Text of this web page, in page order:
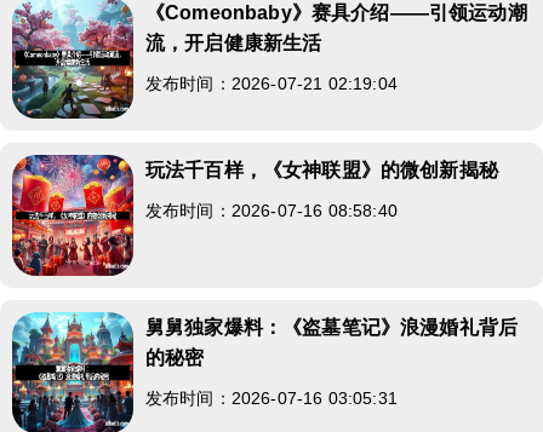
《Comeonbaby》赛具介绍——引领运动潮
流，开启健康新生活
发布时间：2026-07-21 02:19:04
玩法千百样，《女神联盟》的微创新揭秘
发布时间：2026-07-16 08:58:40
舅舅独家爆料：《盗墓笔记》浪漫婚礼背后
的秘密
发布时间：2026-07-16 03:05:31